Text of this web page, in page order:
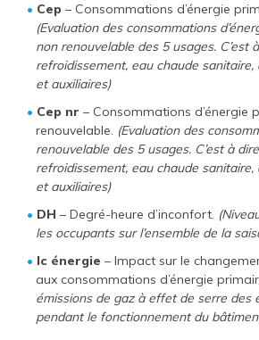
Cep – Consommations d’énergie
(Evaluation des consommations
non renouvelable des 5 usages. C’est
refroidissement, eau chaude
et auxiliaires)
Cep nr – Consommations d’énergie
renouvelable. (Evaluation des
renouvelable des 5 usages. C’est à
refroidissement, eau chaude
et auxiliaires)
DH – Degré-heure d’inconfort.
les occupants sur l’ensemble de la
Ic énergie – Impact sur le
aux consommations d’énergie
émissions de gaz à effet de serre des
pendant le fonctionnement du